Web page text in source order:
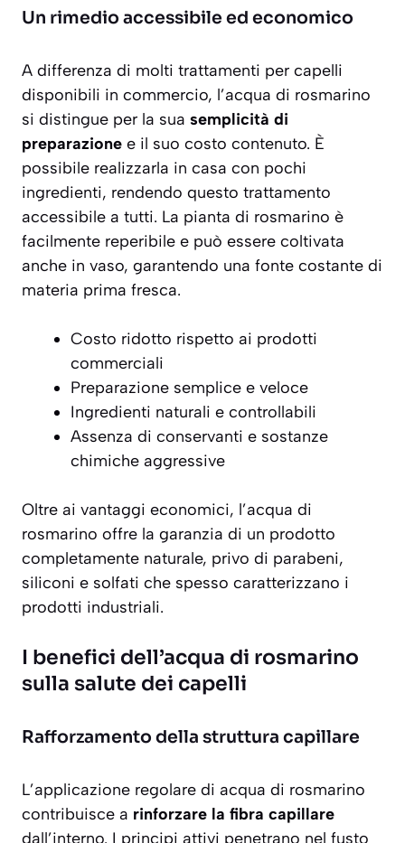
Un rimedio accessibile ed economico
A differenza di molti trattamenti per capelli
disponibili in commercio, l’acqua di rosmarino
si distingue per la sua semplicità di
preparazione e il suo costo contenuto. È
possibile realizzarla in casa con pochi
ingredienti, rendendo questo trattamento
accessibile a tutti. La pianta di rosmarino è
facilmente reperibile e può essere coltivata
anche in vaso, garantendo una fonte costante di
materia prima fresca.
Costo ridotto rispetto ai prodotti
commerciali
Preparazione semplice e veloce
Ingredienti naturali e controllabili
Assenza di conservanti e sostanze
chimiche aggressive
Oltre ai vantaggi economici, l’acqua di
rosmarino offre la garanzia di un prodotto
completamente naturale, privo di parabeni,
siliconi e solfati che spesso caratterizzano i
prodotti industriali.
I benefici dell’acqua di rosmarino
sulla salute dei capelli
Rafforzamento della struttura capillare
L’applicazione regolare di acqua di rosmarino
contribuisce a rinforzare la fibra capillare
dall’interno. I principi attivi penetrano nel fusto